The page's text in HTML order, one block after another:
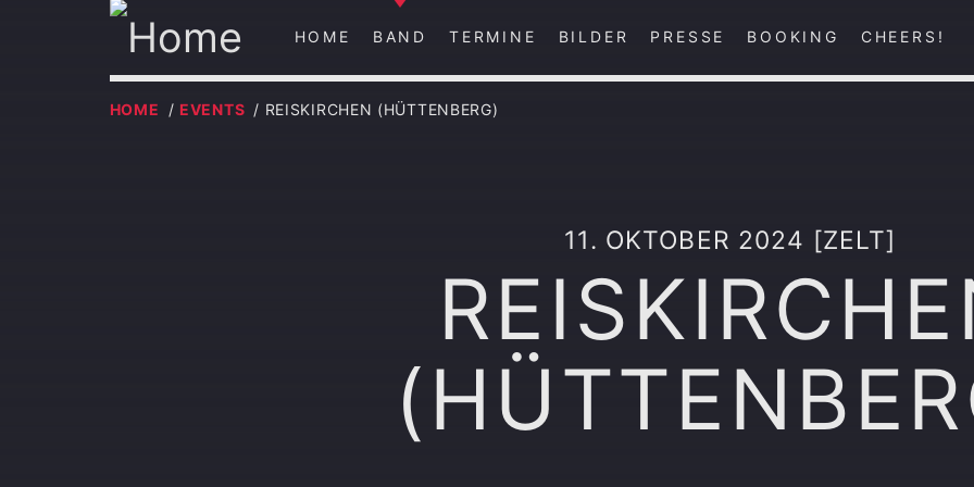
HOME BAND TERMINE BILDER PRESSE BOOKING CHEERS!
HOME / EVENTS / REISKIRCHEN (HÜTTENBERG)
11. OKTOBER 2024 [ZELT]